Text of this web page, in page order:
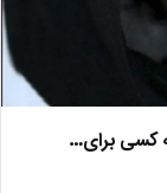
کسی برای…